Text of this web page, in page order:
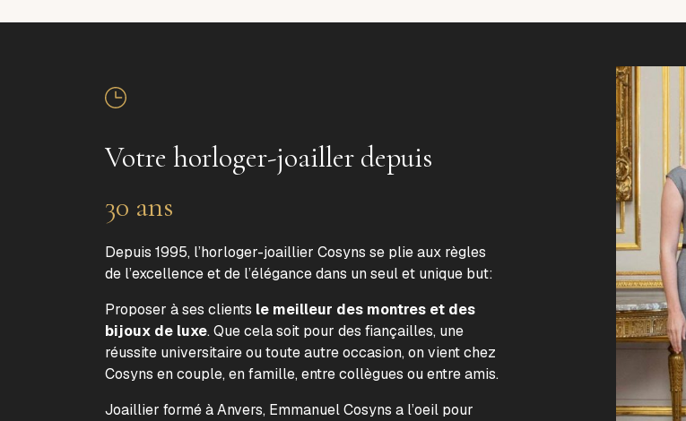
Votre horloger-joailler depuis
30 ans
Depuis 1995, l’horloger-joaillier Cosyns se plie aux règles
de l’excellence et de l’élégance dans un seul et unique but:
Proposer à ses clients le meilleur des montres et des
bijoux de luxe. Que cela soit pour des fiançailles, une
réussite universitaire ou toute autre occasion, on vient chez
Cosyns en couple, en famille, entre collègues ou entre amis.
Joaillier formé à Anvers, Emmanuel Cosyns a l’oeil pour